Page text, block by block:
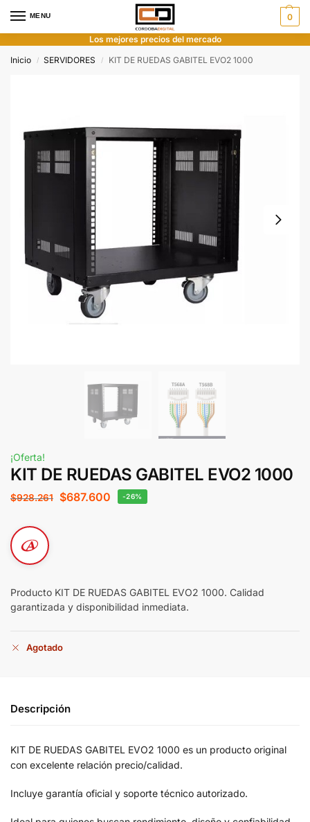
MENU 0
Los mejores precios del mercado
Inicio
/ SERVIDORES / KIT DE RUEDAS GABITEL EVO2 1000
¡Oferta!
KIT DE RUEDAS GABITEL EVO2 1000
$928.261 $687.600 -26%
Producto KIT DE RUEDAS GABITEL EVO2 1000. Calidad
garantizada y disponibilidad inmediata.
Agotado
Descripción
KIT DE RUEDAS GABITEL EVO2 1000 es un producto original
con excelente relación precio/calidad.
Incluye garantía oficial y soporte técnico autorizado.